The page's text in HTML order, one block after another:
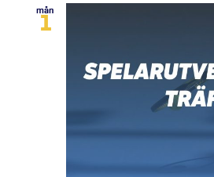
mån
1